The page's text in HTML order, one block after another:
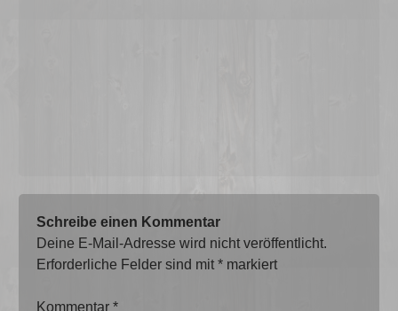
Schreibe einen Kommentar
Deine E-Mail-Adresse wird nicht veröffentlicht.
Erforderliche Felder sind mit* markiert
Kommentar*